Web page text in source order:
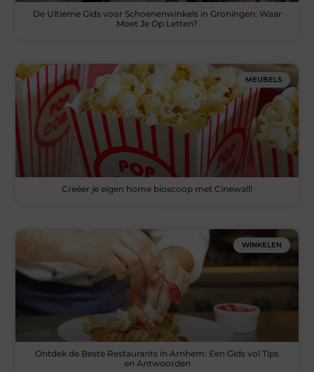
De Ultieme Gids voor Schoenenwinkels in Groningen: Waar
Moet Je Op Letten?
MEUBELS
Creëer je eigen home bioscoop met Cinewall!
WINKELEN
Ontdek de Beste Restaurants in Arnhem: Een Gids vol Tips
en Antwoorden